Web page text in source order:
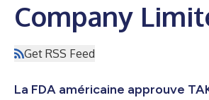
Company
Get RSS Feed
La FDA américaine approuve